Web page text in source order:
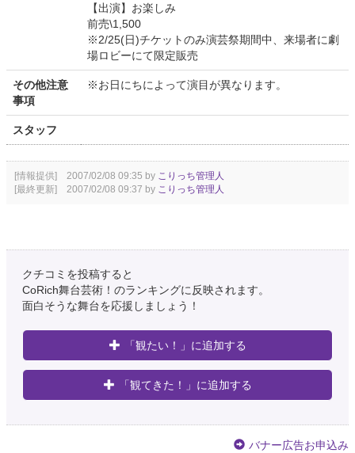
【出演】お楽しみ
前売\1,500
※2/25(日)チケットのみ演芸祭期間中、来場者に劇
場ロビーにて限定販売
その他注意
事項
※お日にちによって演目が異なります。
スタッフ
[情報提供] 2007/02/08 09:35 by こりっち管理人
[最終更新] 2007/02/08 09:37 by こりっち管理人
クチコミを投稿すると
CoRich舞台芸術！のランキングに反映されます。
面白そうな舞台を応援しましょう！
「観たい！」に追加する
「観てきた！」に追加する
バナー広告お申込み